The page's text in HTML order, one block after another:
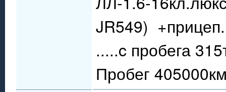
JR549) +прицеп.
.....c пробега
Пробег